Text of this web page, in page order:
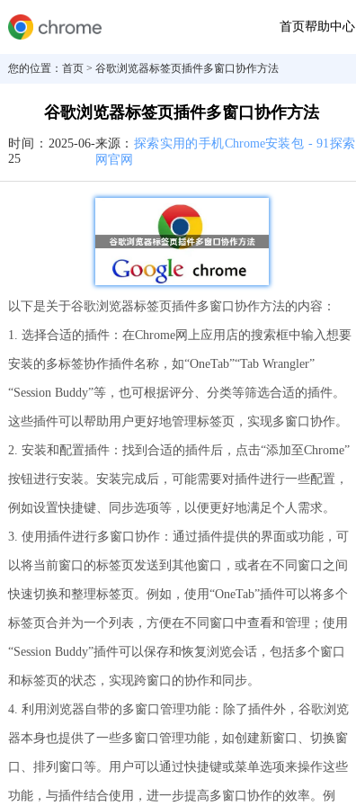
首页帮助中心
您的位置： 首页 > 谷歌浏览器标签页插件多窗口协作方法
谷歌浏览器标签页插件多窗口协作方法
时间： 2025-06-
25
来源： 探索实用的手机Chrome安装包 - 91探索
网官网
以下是关于谷歌浏览器标签页插件多窗口协作方法的内容：
1. 选择合适的插件：在Chrome网上应用店的搜索框中输入想要
安装的多标签协作插件名称，如“OneTab”“Tab Wrangler”
“Session Buddy”等，也可根据评分、分类等筛选合适的插件。
这些插件可以帮助用户更好地管理标签页，实现多窗口协作。
2. 安装和配置插件：找到合适的插件后，点击“添加至Chrome”
按钮进行安装。安装完成后，可能需要对插件进行一些配置，
例如设置快捷键、同步选项等，以便更好地满足个人需求。
3. 使用插件进行多窗口协作：通过插件提供的界面或功能，可
以将当前窗口的标签页发送到其他窗口，或者在不同窗口之间
快速切换和整理标签页。例如，使用“OneTab”插件可以将多个
标签页合并为一个列表，方便在不同窗口中查看和管理；使用
“Session Buddy”插件可以保存和恢复浏览会话，包括多个窗口
和标签页的状态，实现跨窗口的协作和同步。
4. 利用浏览器自带的多窗口管理功能：除了插件外，谷歌浏览
器本身也提供了一些多窗口管理功能，如创建新窗口、切换窗
口、排列窗口等。用户可以通过快捷键或菜单选项来操作这些
功能，与插件结合使用，进一步提高多窗口协作的效率。例